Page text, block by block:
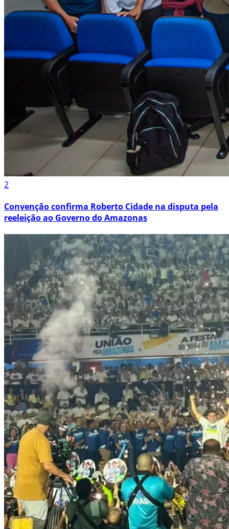
2
Convenção confirma Roberto Cidade na disputa pela
reeleição ao Governo do Amazonas